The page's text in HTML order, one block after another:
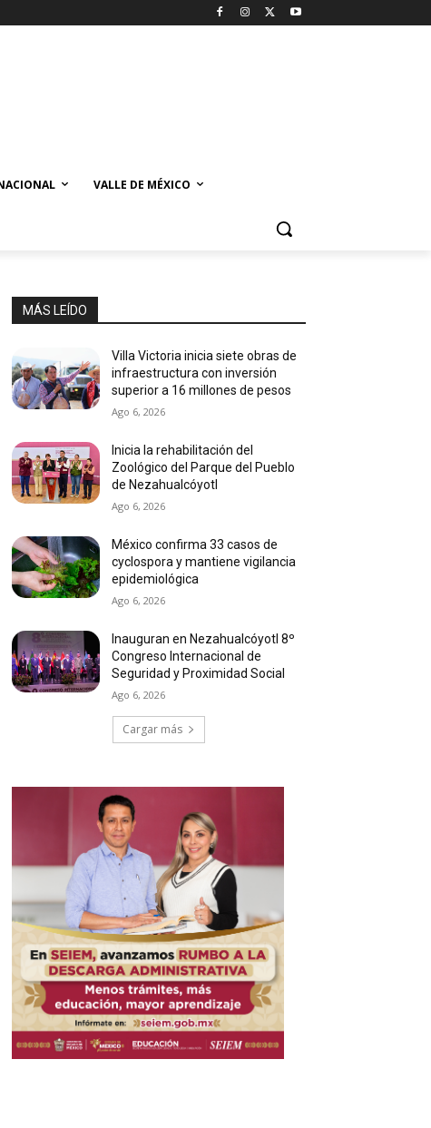
VALLE DE MÉXICO
MÁS LEÍDO
Villa Victoria inicia siete obras de
infraestructura con inversión
superior a 16 millones de pesos
Ago 6, 2026
Inicia la rehabilitación del
Zoológico del Parque del Pueblo
de Nezahualcóyotl
Ago 6, 2026
México confirma 33 casos de
cyclospora y mantiene vigilancia
epidemiológica
Ago 6, 2026
Inauguran en Nezahualcóyotl 8º
Congreso Internacional de
Seguridad y Proximidad Social
Ago 6, 2026
Cargar más